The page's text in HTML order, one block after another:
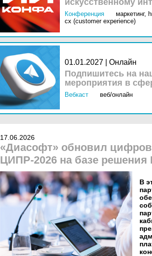
искусственному
Конференция маркетинг,
cx (customer experience)
01.01.2027 | Онлайн
Подпишитесь на
мероприятия в
Вебкаст
веб/онлайн
17.06.2026
«Диасофт» обновил
ЦИПР-2026 на базе решения
В